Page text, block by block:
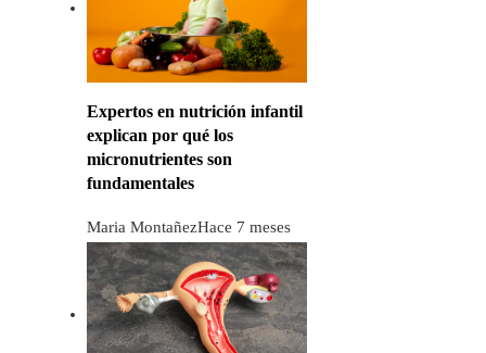
Expertos en nutrición infantil
explican por qué los
micronutrientes son
fundamentales
Maria MontañezHace 7 meses